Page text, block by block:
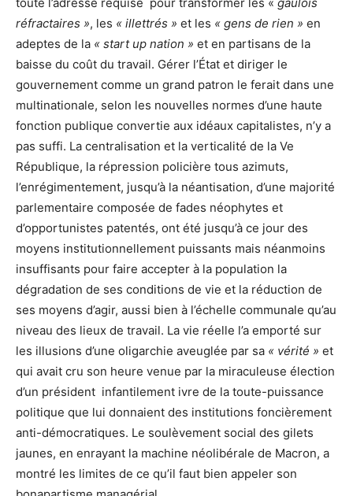
réfractaires », les « illettrés » et les « gens de rien » en
adeptes de la « start up nation » et en partisans de la
baisse du coût du travail. Gérer l’État et diriger le
gouvernement comme un grand patron le ferait dans une
multinationale, selon les nouvelles normes d’une haute
fonction publique convertie aux idéaux capitalistes, n’y a
pas suffi. La centralisation et la verticalité de la Ve
République, la répression policière tous azimuts,
l’enrégimentement, jusqu’à la néantisation, d’une majorité
parlementaire composée de fades néophytes et
d’opportunistes patentés, ont été jusqu’à ce jour des
moyens institutionnellement puissants mais néanmoins
insuffisants pour faire accepter à la population la
dégradation de ses conditions de vie et la réduction de
ses moyens d’agir, aussi bien à l’échelle communale qu’au
niveau des lieux de travail. La vie réelle l’a emporté sur
les illusions d’une oligarchie aveuglée par sa « vérité » et
qui avait cru son heure venue par la miraculeuse élection
d’un président infantilement ivre de la toute-puissance
politique que lui donnaient des institutions foncièrement
anti-démocratiques. Le soulèvement social des gilets
jaunes, en enrayant la machine néolibérale de Macron, a
montré les limites de ce qu’il faut bien appeler son